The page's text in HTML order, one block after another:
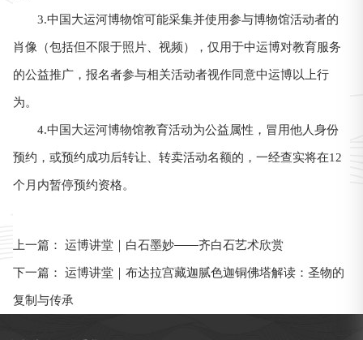
3.中国大运河博物馆可能采集并使用参与博物馆活动者的
肖像（包括但不限于照片、视频），仅用于中运博对教育服务
的公益推广，报名者参与相关活动者视作同意中运博以上行
为。
4.中国大运河博物馆教育活动为公益属性，冒用他人身份
预约，或预约成功后转让、转卖活动名额的，一经查实将在12
个月内暂停预约资格。
上一篇： 运博讲堂｜白石墨妙——齐白石艺术欣赏
下一篇：
运博讲堂｜布达拉宫藏迦腻色迦铜佛塔解读：圣物的
复制与传承